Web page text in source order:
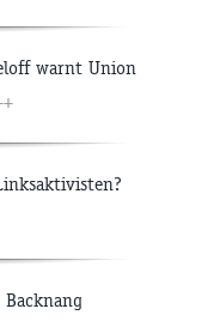
warnt Union